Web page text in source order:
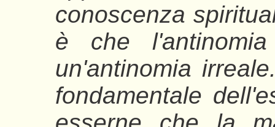
conoscenza
è che
un'antinomia
fondamentale